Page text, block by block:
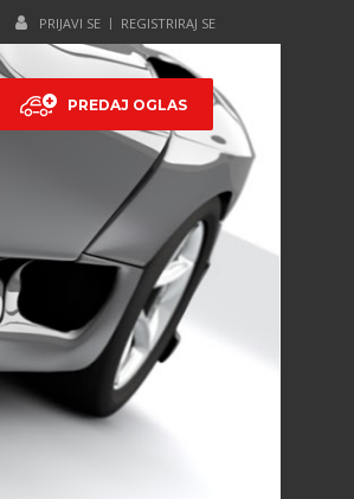
PRIJAVI SE REGISTRIRAJ SE
PREDAJ OGLAS